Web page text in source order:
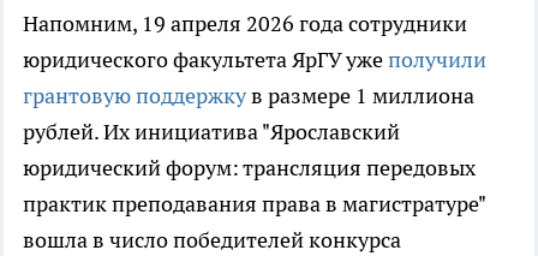
Напомним, 19 апреля 2026 года сотрудники
юридического факультета ЯрГУ ужеполучили
грантовую поддержкув размере 1 миллиона
рублей. Их инициатива "Ярославский
юридический форум: трансляция передовых
практик преподавания права в магистратуре"
вошла в число победителей конкурса